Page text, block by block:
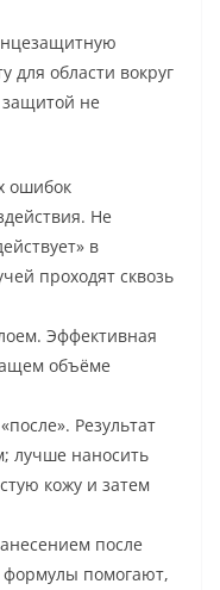
для области вокруг
не
ошибок
Не
в
проходят сквозь
Эффективная
объёме
Результат
лучше наносить
кожу и затем
после
формулы помогают,